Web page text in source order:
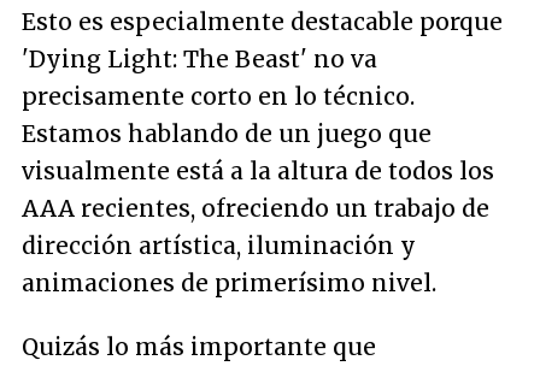
Esto es especialmente destacable porque
'Dying Light: The Beast' no va
precisamente corto en lo técnico.
Estamos hablando de un juego que
visualmente está a la altura de todos los
AAA recientes, ofreciendo un trabajo de
dirección artística, iluminación y
animaciones de primerísimo nivel.
Quizás lo más importante que